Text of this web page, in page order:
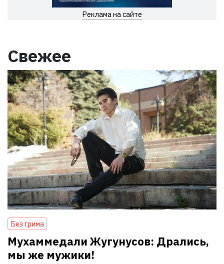
Реклама на сайте
Свежее
Без грима
Мухаммедали Жугунусов: Дрались,
мы же мужики!